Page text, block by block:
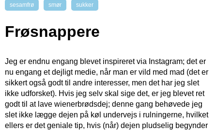
sesamfrø smør sukker
Frøsnappere
Jeg er endnu engang blevet inspireret via Instagram; det er
nu engang et dejligt medie, når man er vild med mad (det er
sikkert også godt til andre interesser, men det har jeg slet
ikke udforsket). Hvis jeg selv skal sige det, er jeg blevet ret
godt til at lave wienerbrødsdej; denne gang behøvede jeg
slet ikke lægge dejen på køl undervejs i rulningerne, hvilket
ellers er det geniale tip, hvis (når) dejen pludselig begynder